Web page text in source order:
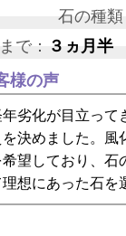
石の種類
で： ３ヵ月半
様の声
年劣化が目立って
を決めました。風
希望しており、石
想にあった石を